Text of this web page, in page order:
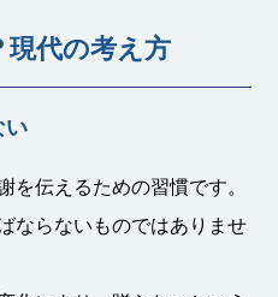
現代の考え方
い
を伝えるための習慣です。
ならないものではありませ